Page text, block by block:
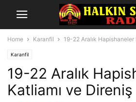
Home Karanfil 19-22 Aralık
Karanfil
19-22 Aralık
Katliamı ve